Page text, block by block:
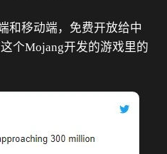
和移动端，免费开放给中
个Mojang开发的游戏里的